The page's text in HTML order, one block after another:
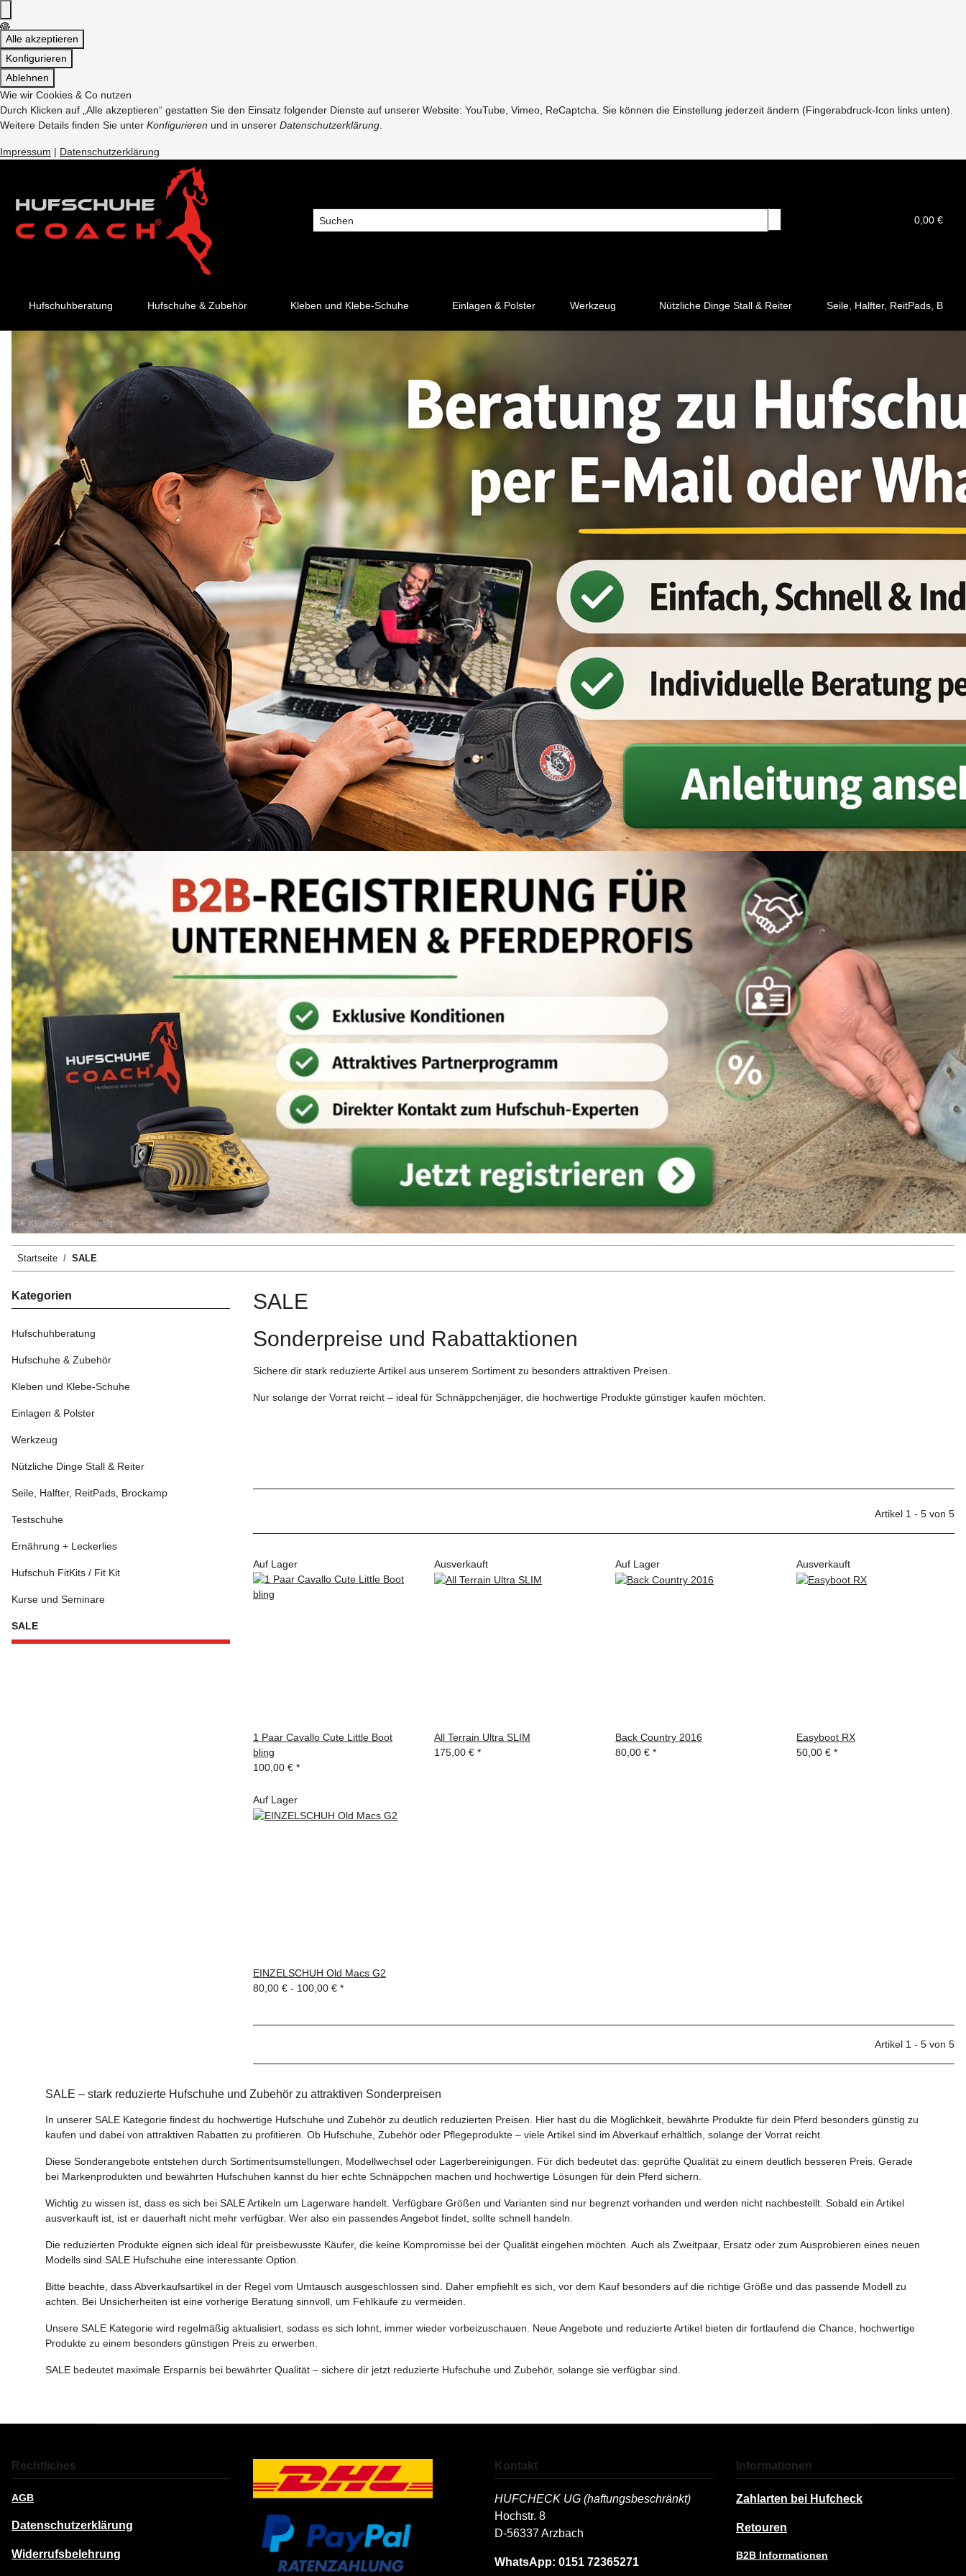
Alle akzeptieren
Konfigurieren
Ablehnen
Wie wir Cookies & Co nutzen
Durch Klicken auf „Alle akzeptieren“ gestatten Sie den Einsatz folgender Dienste auf unserer Website: YouTube, Vimeo, ReCaptcha. Sie können die Einstellung jederzeit ändern (Fingerabdruck-Icon links unten).
Weitere Details finden Sie unter Konfigurieren und in unserer Datenschutzerklärung
Impressum | Datenschutzerklärung
0,00 €
Hufschuhberatung Hufschuhe & Zubehör Kleben und Klebe-Schuhe Einlagen & Polster Werkzeug Nützliche Dinge Stall & Reiter Seile, Halfter, ReitPads,
Startseite SALE
SALE
Sonderpreise und Rabattaktionen
Sichere dir stark reduzierte Artikel aus unserem Sortiment zu besonders attraktiven Preisen.
Nur solange der Vorrat reicht – ideal für Schnäppchenjäger, die hochwertige Produkte günstiger kaufen möchten.
Artikel 1 - 5 von 5
Auf Lager
1 Paar Cavallo Cute Little Boot
bling
100,00 € *
Ausverkauft
All Terrain Ultra SLIM
175,00 € *
Auf Lager
Back Country 2016
80,00 € *
Ausverkauft
Easyboot RX
50,00 € *
Auf Lager
EINZELSCHUH Old Macs G2
80,00 € - 100,00 € *
Artikel 1 - 5 von 5
Kategorien
Hufschuhberatung
Hufschuhe & Zubehör
Kleben und Klebe-Schuhe
Einlagen & Polster
Werkzeug
Nützliche Dinge Stall & Reiter
Seile, Halfter, ReitPads, Brockamp
Testschuhe
Ernährung + Leckerlies
Hufschuh FitKits / Fit Kit
Kurse und Seminare
SALE
SALE – stark reduzierte Hufschuhe und Zubehör zu attraktiven Sonderpreisen
In unserer SALE Kategorie findest du hochwertige Hufschuhe und Zubehör zu deutlich reduzierten Preisen. Hier hast du die Möglichkeit, bewährte Produkte für dein Pferd besonders günstig zu
kaufen und dabei von attraktiven Rabatten zu profitieren. Ob Hufschuhe, Zubehör oder Pflegeprodukte – viele Artikel sind im Abverkauf erhältlich, solange der Vorrat reicht.
Diese Sonderangebote entstehen durch Sortimentsumstellungen, Modellwechsel oder Lagerbereinigungen. Für dich bedeutet das: geprüfte Qualität zu einem deutlich besseren Preis. Gerade
bei Markenprodukten und bewährten Hufschuhen kannst du hier echte Schnäppchen machen und hochwertige Lösungen für dein Pferd sichern.
Wichtig zu wissen ist, dass es sich bei SALE Artikeln um Lagerware handelt. Verfügbare Größen und Varianten sind nur begrenzt vorhanden und werden nicht nachbestellt. Sobald ein Artikel
ausverkauft ist, ist er dauerhaft nicht mehr verfügbar. Wer also ein passendes Angebot findet, sollte schnell handeln.
Die reduzierten Produkte eignen sich ideal für preisbewusste Käufer, die keine Kompromisse bei der Qualität eingehen möchten. Auch als Zweitpaar, Ersatz oder zum Ausprobieren eines neuen
Modells sind SALE Hufschuhe eine interessante Option.
Bitte beachte, dass Abverkaufsartikel in der Regel vom Umtausch ausgeschlossen sind. Daher empfiehlt es sich, vor dem Kauf besonders auf die richtige Größe und das passende Modell zu
achten. Bei Unsicherheiten ist eine vorherige Beratung sinnvoll, um Fehlkäufe zu vermeiden.
Unsere SALE Kategorie wird regelmäßig aktualisiert, sodass es sich lohnt, immer wieder vorbeizuschauen. Neue Angebote und reduzierte Artikel bieten dir fortlaufend die Chance, hochwertige
Produkte zu einem besonders günstigen Preis zu erwerben.
SALE bedeutet maximale Ersparnis bei bewährter Qualität – sichere dir jetzt reduzierte Hufschuhe und Zubehör, solange sie verfügbar sind.
Rechtliches
AGB
Datenschutzerklärung
Widerrufsbelehrung
Kontakt
HUFCHECK UG (haftungsbeschränkt)
Hochstr. 8
D-56337 Arzbach
WhatsApp: 0151 72365271
Informationen
Zahlarten bei Hufcheck
Retouren
B2B Informationen